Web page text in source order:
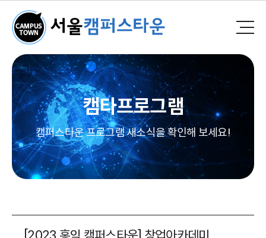
캠타프로그램
캠퍼스타운 프로그램 새소식을 확인해 보세요!